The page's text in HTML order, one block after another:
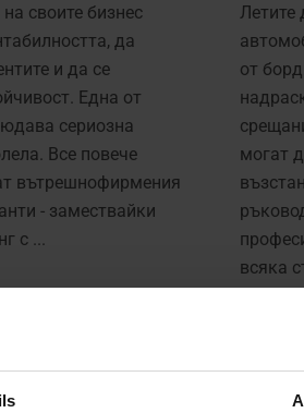
своите бизнес
да
и да се
Една от
сериозна
Все повече
вътрешнофирмения
- замествайки
с ...
Летите
от
могат
всяка